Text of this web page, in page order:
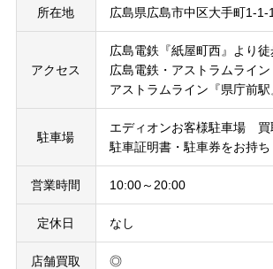
所在地 広島県広島市中区大手町1-
アクセス
広島電鉄『紙屋町西』より
広島電鉄・アストラムライ
アストラムライン『県庁前
駐車場
エディオンお客様駐車場 買
駐車証明書・駐車券をお持
営業時間 10:00～20:00
定休日 なし
店舗買取 ◎